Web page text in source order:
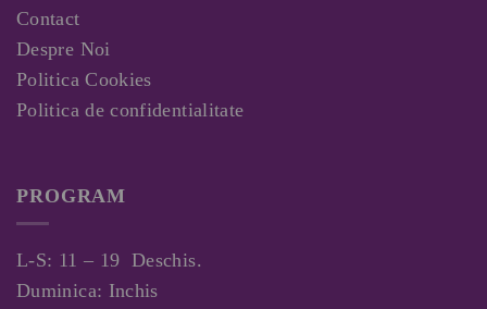
Contact
Despre Noi
Politica Cookies
Politica de confidentialitate
PROGRAM
L-S: 11 – 19 Deschis.
Duminica: Inchis